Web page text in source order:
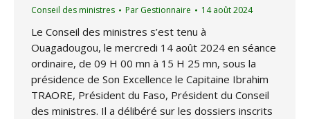
Conseil des ministres Par Gestionnaire 14 août 2024
Le Conseil des ministres s’est tenu à
Ouagadougou, le mercredi 14 août 2024 en séance
ordinaire, de 09 H 00 mn à 15 H 25 mn, sous la
présidence de Son Excellence le Capitaine Ibrahim
TRAORE, Président du Faso, Président du Conseil
des ministres. Il a délibéré sur les dossiers inscrits